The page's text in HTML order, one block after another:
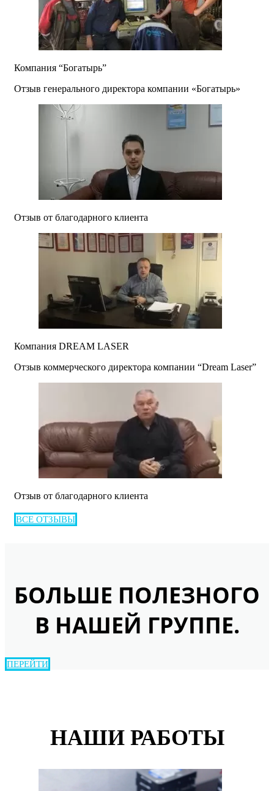
Компания “Богатырь”
Отзыв генерального директора компании «Богатырь»
Отзыв от благодарного клиента
Компания DREAM LASER
Отзыв коммерческого директора компании “Dream Laser”
Отзыв от благодарного клиента
ВСЕ ОТЗЫВЫ
БОЛЬШЕ ПОЛЕЗНОГО
В НАШЕЙ ГРУППЕ.
ПЕРЕЙТИ
НАШИ РАБОТЫ